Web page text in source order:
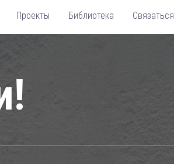
Проекты Библиотека Связаться